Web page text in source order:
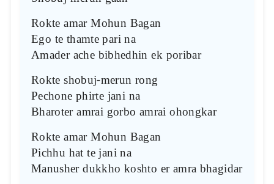
Rokte amar Mohun Bagan
Ego te thamte pari na
Amader ache bibhedhin ek poribar
Rokte shobuj-merun rong
Pechone phirte jani na
Bharoter amrai gorbo amrai ohongkar
Rokte amar Mohun Bagan
Pichhu hat te jani na
Manusher dukkho koshto er amra bhagidar